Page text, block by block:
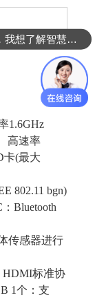
1.6GHz
高速率
卡(最大
802.11 bgn)
Bluetooth
传感器进行
HDMI标准协
1个：支
你好，我想了解智慧空间解决方案